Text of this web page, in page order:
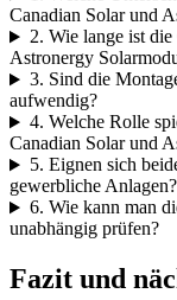
Canadian Solar und
2. Wie lange ist
Astronergy
3. Sind die
aufwendig?
4. Welche Rolle
Canadian Solar und
5. Eignen sich
gewerbliche Anlagen?
6. Wie kann man
unabhängig prüfen?
Fazit und